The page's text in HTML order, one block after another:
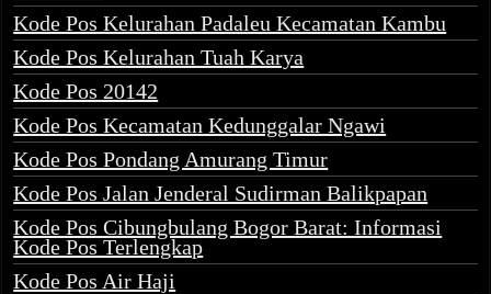
Kode Pos Kelurahan Padaleu Kecamatan Kambu
Kode Pos Kelurahan Tuah Karya
Kode Pos 20142
Kode Pos Kecamatan Kedunggalar Ngawi
Kode Pos Pondang Amurang Timur
Kode Pos Jalan Jenderal Sudirman Balikpapan
Kode Pos Cibungbulang Bogor Barat: Informasi
Kode Pos Terlengkap
Kode Pos Air Haji